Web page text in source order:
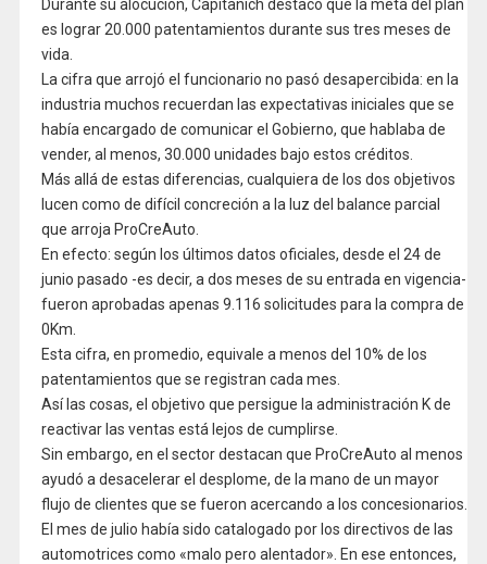
Durante su alocución, Capitanich destacó que la meta del plan
es lograr 20.000 patentamientos durante sus tres meses de
vida.
La cifra que arrojó el funcionario no pasó desapercibida: en la
industria muchos recuerdan las expectativas iniciales que se
había encargado de comunicar el Gobierno, que hablaba de
vender, al menos, 30.000 unidades bajo estos créditos.
Más allá de estas diferencias, cualquiera de los dos objetivos
lucen como de difícil concreción a la luz del balance parcial
que arroja ProCreAuto.
En efecto: según los últimos datos oficiales, desde el 24 de
junio pasado -es decir, a dos meses de su entrada en vigencia-
fueron aprobadas apenas 9.116 solicitudes para la compra de
0Km.
Esta cifra, en promedio, equivale a menos del 10% de los
patentamientos que se registran cada mes.
Así las cosas, el objetivo que persigue la administración K de
reactivar las ventas está lejos de cumplirse.
Sin embargo, en el sector destacan que ProCreAuto al menos
ayudó a desacelerar el desplome, de la mano de un mayor
flujo de clientes que se fueron acercando a los concesionarios.
El mes de julio había sido catalogado por los directivos de las
automotrices como «malo pero alentador». En ese entonces,